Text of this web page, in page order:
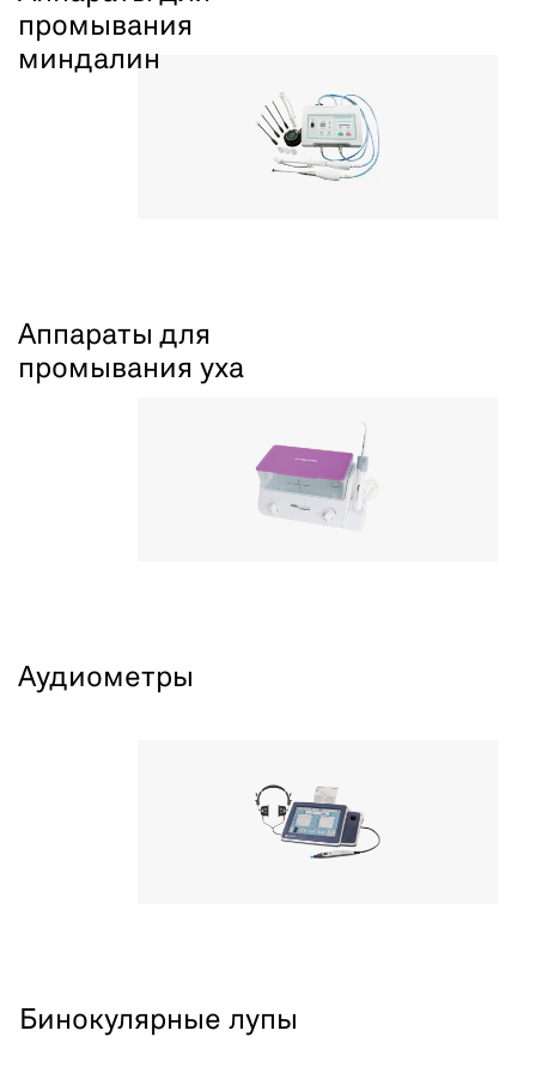
промывания
миндалин
Аппараты для
промывания уха
Аудиометры
Бинокулярные лупы